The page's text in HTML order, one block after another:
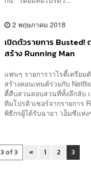
2 พฤษภาคม 2018
เปิดตัวรายการ Busted!
สร้าง Running Man
แฟนๆ รายการวาไรตี้เตรียม
สร้างคอนเทนต์ร่วมกับ
ตี้สืบสวนสอบสวนที่ทั้งลึกลับ
ทีมโปรดิวเซอร์จากรายการ
พิธีกรผู้ได้รับฉายา ‘เอ็มซีแห่ง
3 of 3 « 1 2 3